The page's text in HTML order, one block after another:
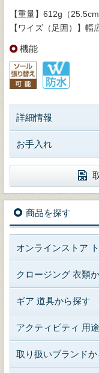
【重量】612g（25.5cm
【ワイズ（足囲）】幅
機能
詳細情報
お手入れ
商品を探す
オンラインストア
クロージング 衣類
ギア 道具から探す
アクティビティ 用
取り扱いブランドか